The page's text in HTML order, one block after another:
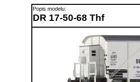
Popis modelu:
DR 17-50-68 Thf